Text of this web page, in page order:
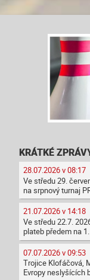
KRÁTKÉ
28.07.2026 v 08:17
Ve středu 29.
na srpnový turnaj
21.07.2026 v 14:18
Ve středu 22.7.
plateb předem na
07.07.2026 v 09:53
Trojice Klofáčová,
Evropy neslyšících